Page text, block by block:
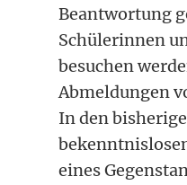
Beantwortung
Schülerinnen
besuchen
Abmeldungen
In den
eines